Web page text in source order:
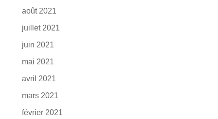
août 2021
juillet 2021
juin 2021
mai 2021
avril 2021
mars 2021
février 2021